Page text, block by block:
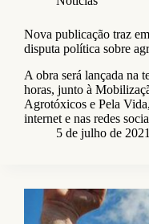
Nova publicação traz
disputa política sobre
A obra será lançada na
horas, junto à
Agrotóxicos e Pela
internet e nas redes
5 de julho de 2021